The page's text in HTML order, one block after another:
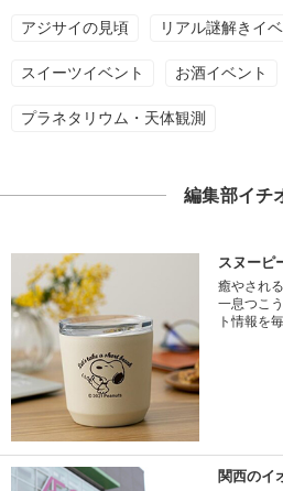
アジサイの見頃 リアル謎解きイ
スイーツイベント お酒イベント
プラネタリウム・天体観測
編集部イチ
スヌーピ
癒やされ
一息つこ
ト情報を
関西のイ